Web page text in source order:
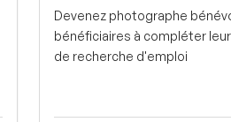
Devenez photographe
bénéficiaires à compléter
de recherche d'emploi